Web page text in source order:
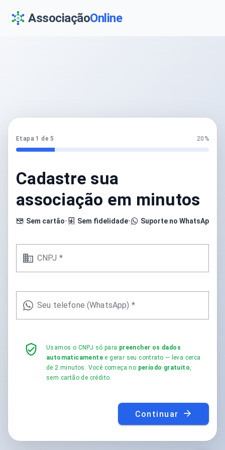
AssociaçãoOnline
Etapa 1 de 5 20%
Cadastre sua
associação em minutos
Sem cartão• Sem fidelidade• Suporte no WhatsApp
CNPJ *
Seu telefone (WhatsApp) *
Usamos o CNPJ só para preencher os dados
automaticamente e gerar seu contrato — leva cerca
de 2 minutos. Você começa no período gratuito,
sem cartão de crédito.
Continuar